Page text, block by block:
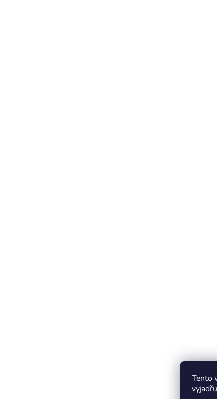
Tento